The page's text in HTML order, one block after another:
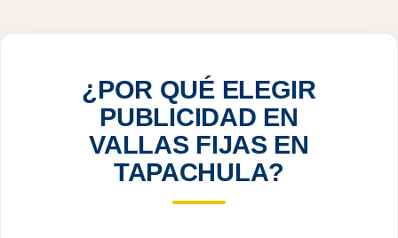
¿POR QUÉ ELEGIR
PUBLICIDAD EN
VALLAS FIJAS EN
TAPACHULA?